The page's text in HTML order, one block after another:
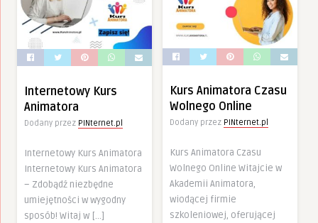
Kurs Animatora Czasu
Wolnego Online
Dodany przez PINternet.pl
Kurs Animatora Czasu
Wolnego Online Witajcie w
Akademii Animatora,
wiodącej firmie
szkoleniowej, oferującej
Internetowy Kurs
Animatora
Dodany przez PINternet.pl
Internetowy Kurs Animatora
Internetowy Kurs Animatora
– Zdobądź niezbędne
umiejętności w wygodny
sposób! Witaj w […]